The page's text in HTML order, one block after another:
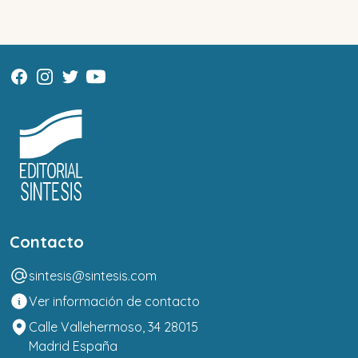
Contacto
sintesis@sintesis.com
Ver información de contacto
Calle Vallehermoso, 34 28015
Madrid España